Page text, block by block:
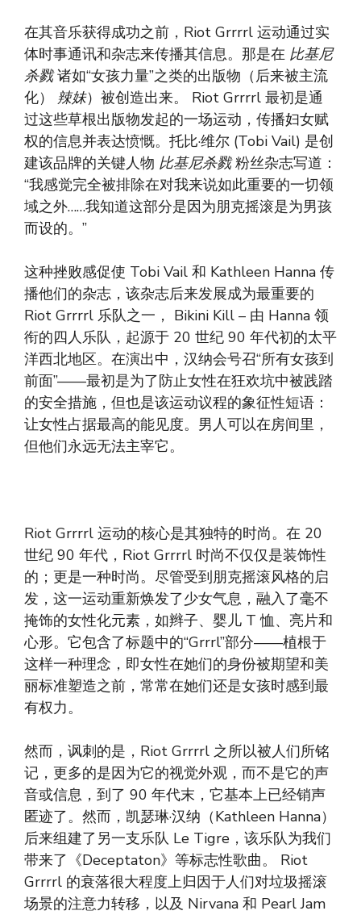
在其音乐获得成功之前，Riot Grrrrl 运动通过实
体时事通讯和杂志来传播其信息。那是在 比基尼
杀戮诸如“女孩力量”之类的出版物（后来被主流
化） 辣妹）被创造出来。 Riot Grrrrl 最初是通
过这些草根出版物发起的一场运动，传播妇女赋
权的信息并表达愤慨。托比·维尔 (Tobi Vail) 是创
建该品牌的关键人物 比基尼杀戮粉丝杂志写道：
“我感觉完全被排除在对我来说如此重要的一切领
域之外……我知道这部分是因为朋克摇滚是为男孩
而设的。”
这种挫败感促使 Tobi Vail 和 Kathleen Hanna 传
播他们的杂志，该杂志后来发展成为最重要的
Riot Grrrrl 乐队之一， Bikini Kill – 由 Hanna 领
衔的四人乐队，起源于 20 世纪 90 年代初的太平
洋西北地区。在演出中，汉纳会号召“所有女孩到
前面”——最初是为了防止女性在狂欢坑中被践踏
的安全措施，但也是该运动议程的象征性短语：
让女性占据最高的能见度。男人可以在房间里，
但他们永远无法主宰它。
Riot Grrrrl 运动的核心是其独特的时尚。在 20
世纪 90 年代，Riot Grrrrl 时尚不仅仅是装饰性
的；更是一种时尚。尽管受到朋克摇滚风格的启
发，这一运动重新焕发了少女气息，融入了毫不
掩饰的女性化元素，如辫子、婴儿 T 恤、亮片和
心形。它包含了标题中的“Grrrl”部分——植根于
这样一种理念，即女性在她们的身份被期望和美
丽标准塑造之前，常常在她们还是女孩时感到最
有权力。
然而，讽刺的是，Riot Grrrrl 之所以被人们所铭
记，更多的是因为它的视觉外观，而不是它的声
音或信息，到了 90 年代末，它基本上已经销声
匿迹了。然而，凯瑟琳·汉纳（Kathleen Hanna）
后来组建了另一支乐队 Le Tigre，该乐队为我们
带来了《Deceptaton》等标志性歌曲。 Riot
Grrrrl 的衰落很大程度上归因于人们对垃圾摇滚
场景的注意力转移，以及 Nirvana 和 Pearl Jam